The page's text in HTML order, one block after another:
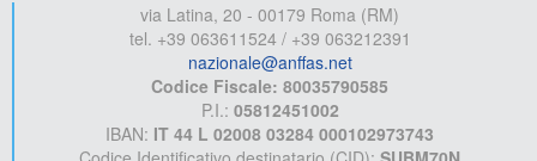
via Latina, 20 - 00179 Roma (RM)
tel. +39 063611524 / +39 063212391
nazionale@anffas.net
Codice Fiscale: 80035790585
P.I.: 05812451002
IBAN: IT 44 L 02008 03284 000102973743